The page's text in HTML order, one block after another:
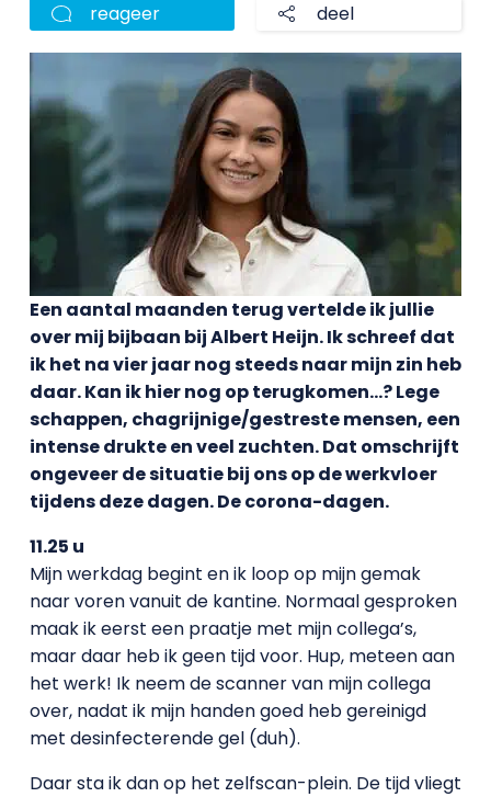
reageer deel
Een aantal maanden terug vertelde ik jullie
over mij bijbaan bij Albert Heijn. Ik schreef dat
ik het na vier jaar nog steeds naar mijn zin heb
daar. Kan ik hier nog op terugkomen…? Lege
schappen, chagrijnige/gestreste mensen, een
intense drukte en veel zuchten. Dat omschrijft
ongeveer de situatie bij ons op de werkvloer
tijdens deze dagen. De corona-dagen.
11.25 u
Mijn werkdag begint en ik loop op mijn gemak
naar voren vanuit de kantine. Normaal gesproken
maak ik eerst een praatje met mijn collega’s,
maar daar heb ik geen tijd voor. Hup, meteen aan
het werk! Ik neem de scanner van mijn collega
over, nadat ik mijn handen goed heb gereinigd
met desinfecterende gel (duh).
Daar sta ik dan op het zelfscan-plein. De tijd vliegt